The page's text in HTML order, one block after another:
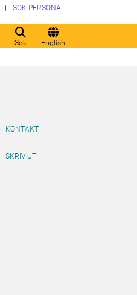
Sök English
SÖK PERSONAL
KONTAKT
SKRIV UT